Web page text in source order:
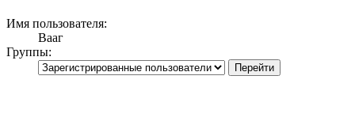
Имя пользователя:
Вааг
Группы: